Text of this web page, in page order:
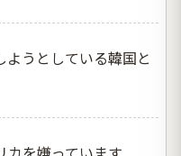
うとしている韓国と